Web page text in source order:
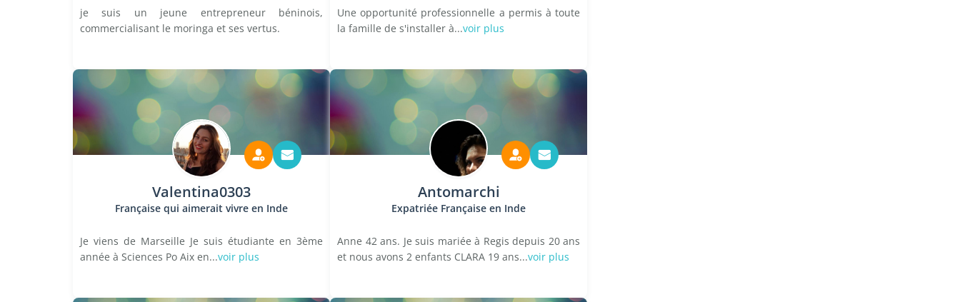
je suis un jeune entrepreneur béninois,
commercialisant le moringa et ses vertus.
Une opportunité professionnelle a permis à toute
la famille de s'installer à...voir plus
Valentina0303
Française qui aimerait vivre en Inde
Je viens de Marseille Je suis étudiante en 3ème
année à Sciences Po Aix en...voir plus
Antomarchi
Expatriée Française en Inde
Anne 42 ans. Je suis mariée à Regis depuis 20 ans
et nous avons 2 enfants CLARA 19 ans...voir plus